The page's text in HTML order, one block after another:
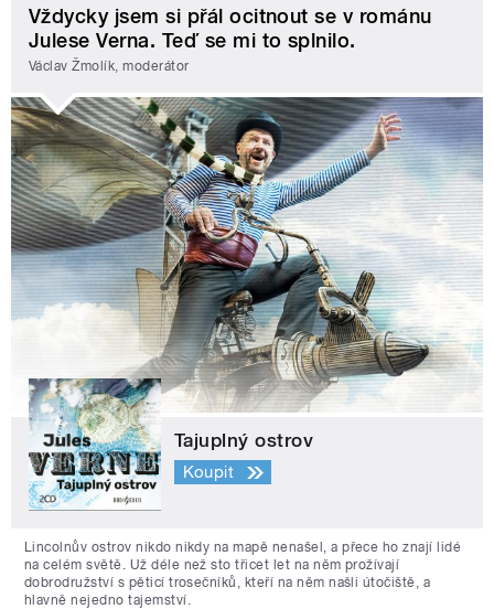
Vždycky jsem si přál ocitnout se v románu
Julese Verna. Teď se mi to splnilo.
Václav Žmolík, moderátor
Tajuplný ostrov
Koupit
Lincolnův ostrov nikdo nikdy na mapě nenašel, a přece ho znají lidé
na celém světě. Už déle než sto třicet let na něm prožívají
dobrodružství s pěticí trosečníků, kteří na něm našli útočiště, a
hlavně nejedno tajemství.